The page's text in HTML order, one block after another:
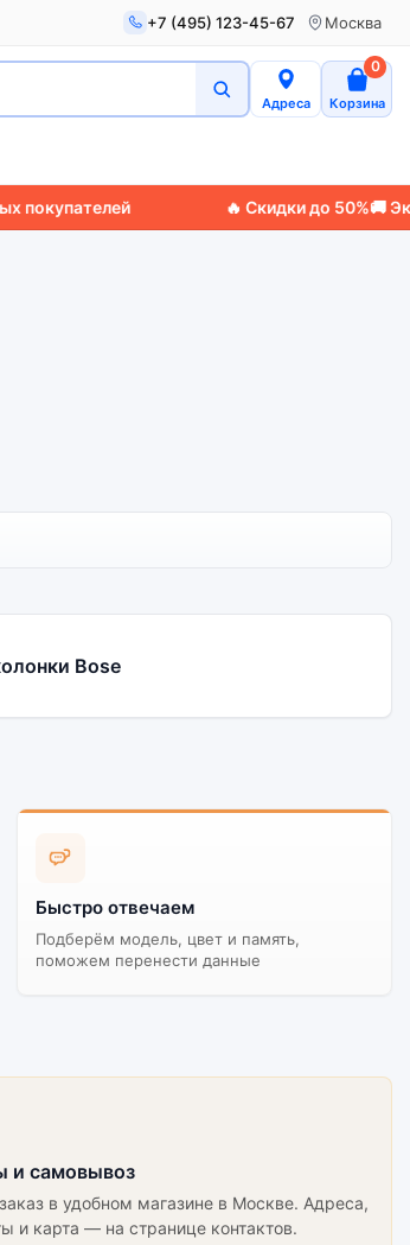
+7 (495) 123-45-67 Москва
Адреса Корзина
0
🔥 Скидки до 50% 🚚
Bose
Быстро отвечаем
Подберём модель, цвет и память,
поможем перенести данные
и самовывоз
в удобном магазине в Москве. Адреса,
и карта — на странице контактов.